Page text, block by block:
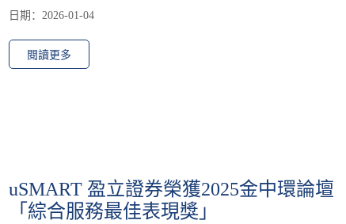
日期：2026-01-04
閱讀更多
uSMART 盈立證券榮獲2025金中環論壇
「綜合服務最佳表現獎」